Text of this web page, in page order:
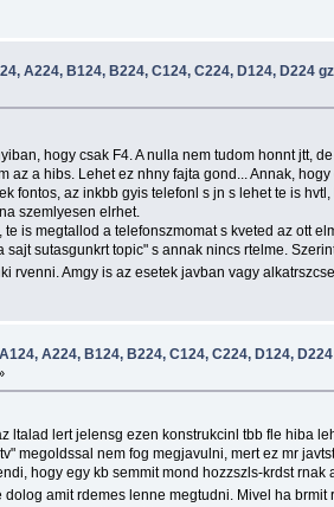
A224, B124, B224, C124, C224, D124, D224
hogy csak F4. A nulla nem tudom honnt jtt,
az a hibs. Lehet ez nhny fajta gond... Annak,
fontos, az inkbb gyis telefonl s jn s lehet te is
szemlyesen elrhet.
is megtallod a telefonszmomat s kveted az ott
sutasgunkrt topic" s annak nincs rtelme.
rvenni. Amgy is az esetek javban vagy
A224, B124, B224, C124, C224, D124,
ltalad lert jelensg ezen konstrukcinl tbb fle hiba
megoldssal nem fog megjavulni, mert ez mr
hogy egy kb semmit mond hozzszls-krdst
dolog amit rdemes lenne megtudni. Mivel ha